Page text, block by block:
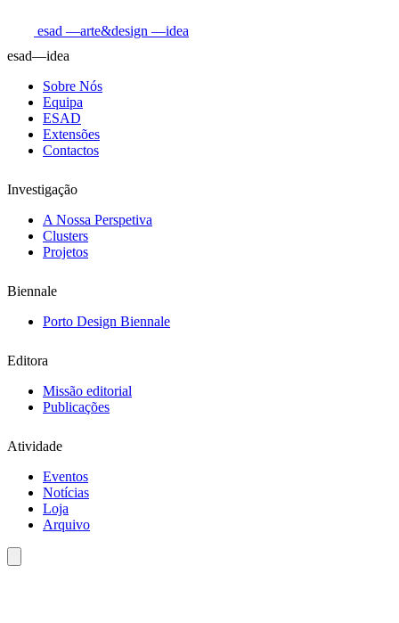
esad —arte&design —idea
esad—idea
Sobre Nós
Equipa
ESAD
Extensões
Contactos
Investigação
A Nossa Perspetiva
Clusters
Projetos
Biennale
Porto Design Biennale
Editora
Missão editorial
Publicações
Atividade
Eventos
Notícias
Loja
Arquivo